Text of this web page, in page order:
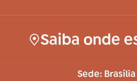
Saiba onde
Sede: Brasília